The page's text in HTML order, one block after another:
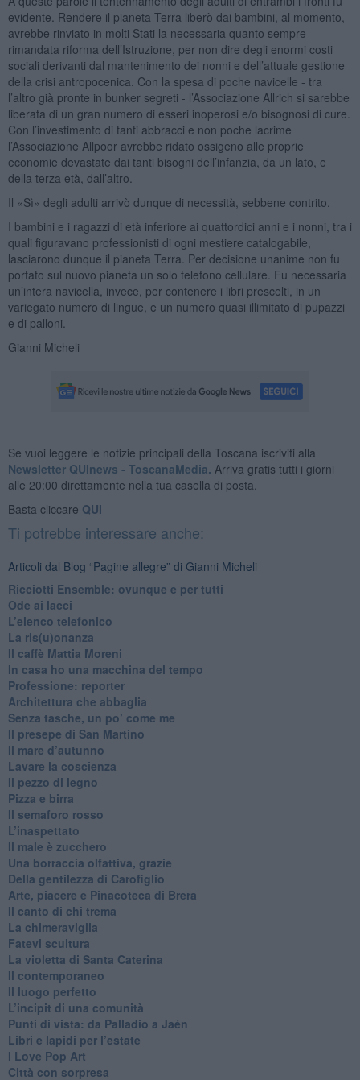
evidente. Rendere il pianeta Terra liberò dai bambini, al momento,
avrebbe rinviato in molti Stati la necessaria quanto sempre
rimandata riforma dell’Istruzione, per non dire degli enormi costi
sociali derivanti dal mantenimento dei nonni e dell’attuale gestione
della crisi antropocenica. Con la spesa di poche navicelle - tra
l’altro già pronte in bunker segreti - l’Associazione Allrich si sarebbe
liberata di un gran numero di esseri inoperosi e/o bisognosi di cure.
Con l’investimento di tanti abbracci e non poche lacrime
l’Associazione Allpoor avrebbe ridato ossigeno alle proprie
economie devastate dai tanti bisogni dell’infanzia, da un lato, e
della terza età, dall’altro.
Il «Sì» degli adulti arrivò dunque di necessità, sebbene contrito.
I bambini e i ragazzi di età inferiore ai quattordici anni e i nonni, tra i
quali figuravano professionisti di ogni mestiere catalogabile,
lasciarono dunque il pianeta Terra. Per decisione unanime non fu
portato sul nuovo pianeta un solo telefono cellulare. Fu necessaria
un’intera navicella, invece, per contenere i libri prescelti, in un
variegato numero di lingue, e un numero quasi illimitato di pupazzi
e di palloni.
Gianni Micheli
Se vuoi leggere le notizie principali della Toscana iscriviti alla
Newsletter QUInews - ToscanaMedia. Arriva gratis tutti i giorni
alle 20:00 direttamente nella tua casella di posta.
Basta cliccare QUI
Ti potrebbe interessare anche:
Articoli dal Blog “Pagine allegre” di Gianni Micheli
​Ricciotti Ensemble: ovunque e per tutti
Ode ai lacci
​L’elenco telefonico
​La ris(u)onanza
​Il caffè Mattia Moreni
​In casa ho una macchina del tempo
Professione: reporter
Architettura che abbaglia
​Senza tasche, un po’ come me
​Il presepe di San Martino
​Il mare d’autunno
​Lavare la coscienza
​Il pezzo di legno
​Pizza e birra
​Il semaforo rosso
​L’inaspettato
​Il male è zucchero
​Una borraccia olfattiva, grazie
​Della gentilezza di Carofiglio
Arte, piacere e Pinacoteca di Brera
​Il canto di chi trema
La chimeraviglia
​Fatevi scultura
​La violetta di Santa Caterina
​Il contemporaneo
​Il luogo perfetto
​L’incipit di una comunità
Punti di vista: da Palladio a Jaén
​Libri e lapidi per l’estate
​I Love Pop Art
Città con sorpresa